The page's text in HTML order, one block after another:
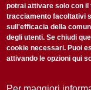
Accetto laPrivacy
potrai attivare solo con
tracciamento facoltativi
sull'efficacia della
degli utenti. Se chiudi
cookie necessari. Puoi
attivando le opzioni qui